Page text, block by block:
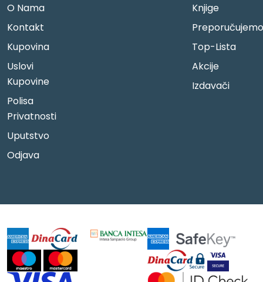
O Nama
Kontakt
Kupovina
Uslovi
Kupovine
Polisa
Privatnosti
Uputstvo
Odjava
Knjige
Preporučujemo
Top-Lista
Akcije
Izdavači